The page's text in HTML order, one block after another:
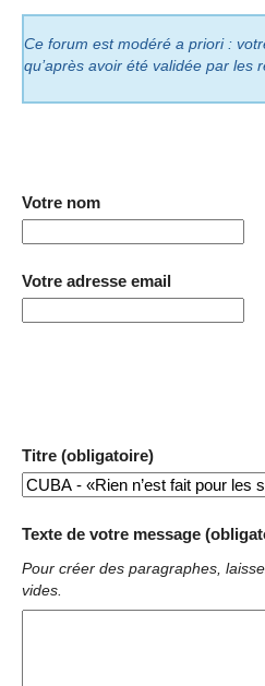
Ce forum est modéré a priori :
qu’après avoir été validée par les
Votre nom
Votre adresse email
Titre (obligatoire)
Texte de votre message
Pour créer des paragraphes,
vides.